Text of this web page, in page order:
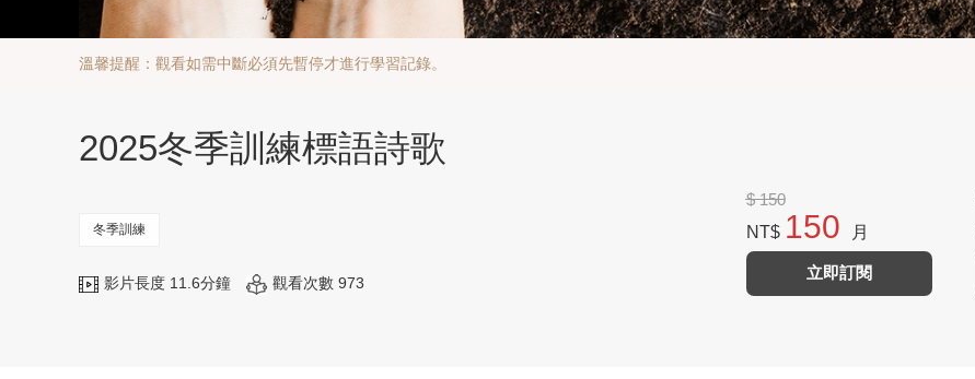
溫馨提醒：觀看如需中斷必須先暫停才進行學習記錄。
2025冬季訓練標語詩歌
冬季訓練
影片長度 11.6分鐘 觀看次數 973
$ 150
NT$ 150 月
立即訂閱